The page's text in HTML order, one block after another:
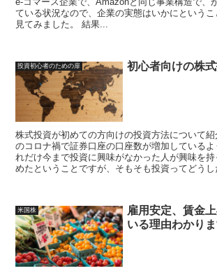
ている状況なので、企業の実態はいかにという
見てみました。 結果...
投資初心者のための扉 初心者向けの株
株式投資が初めての方向けの投資方法について紹
のコロナ禍で証券口座の口座数が増加している
れだけ今まで投資に興味がなかった人が興味を
めたということですが、そもそも投資ってどう
米国株
雇用安定、賃金
いる理由わかり